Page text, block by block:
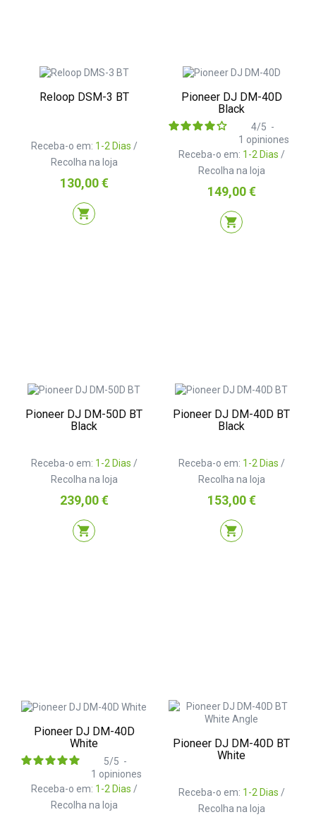
Reloop DSM-3 BT
Receba-o em: 1-2 Dias /
Recolha na loja
Preço
130,00 €
shopping_cart
Pioneer DJ DM-40D
Black
Receba-o em: 1-2 Dias /
Recolha na loja
4/5 -
1 opiniones
Preço
149,00 €
shopping_cart
Pioneer DJ DM-50D BT
Black
Receba-o em: 1-2 Dias /
Recolha na loja
Preço
239,00 €
shopping_cart
Pioneer DJ DM-40D BT
Black
Receba-o em: 1-2 Dias /
Recolha na loja
Preço
153,00 €
shopping_cart
Pioneer DJ DM-40D
White
Receba-o em: 1-2 Dias /
Recolha na loja
5/5 -
1 opiniones
Pioneer DJ DM-40D BT
White
Receba-o em: 1-2 Dias /
Recolha na loja